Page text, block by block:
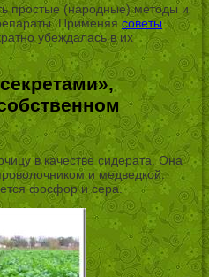
простые (народные) методы и
Применяя советы
убеждалась в их
в качестве сидерата. Она
и медведкой.
фосфор и сера.